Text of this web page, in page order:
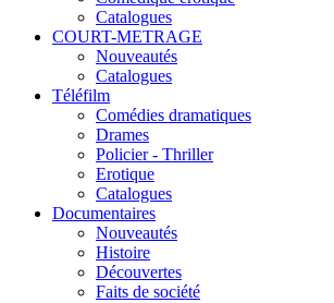
Catalogues
COURT-METRAGE
Nouveautés
Catalogues
Téléfilm
Comédies dramatiques
Drames
Policier - Thriller
Erotique
Catalogues
Documentaires
Nouveautés
Histoire
Découvertes
Faits de société